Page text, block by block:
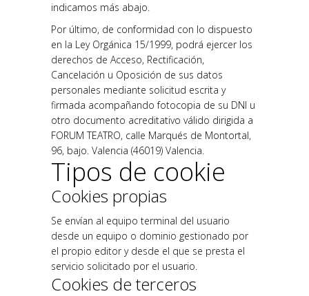
indicamos más abajo.
Por último, de conformidad con lo dispuesto
en la Ley Orgánica 15/1999, podrá ejercer los
derechos de Acceso, Rectificación,
Cancelación u Oposición de sus datos
personales mediante solicitud escrita y
firmada acompañando fotocopia de su DNI u
otro documento acreditativo válido dirigida a
FORUM TEATRO, calle Marqués de Montortal,
96, bajo. Valencia (46019) Valencia.
Tipos de cookie
Cookies propias
Se envían al equipo terminal del usuario
desde un equipo o dominio gestionado por
el propio editor y desde el que se presta el
servicio solicitado por el usuario.
Cookies de terceros